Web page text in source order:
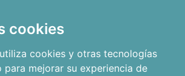
cookies
cookies y otras tecnologías
para mejorar su experiencia de